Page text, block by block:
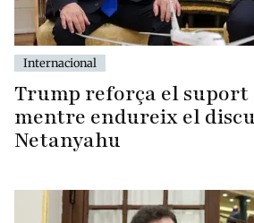
Internacional
Trump reforça el suport
mentre endureix el
Netanyahu